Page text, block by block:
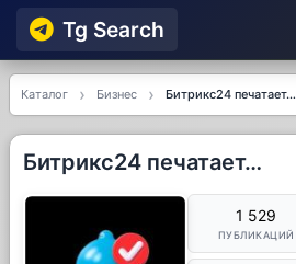
Tg Searсh
Каталог Бизнес Битрикс24 печатает…
Битрикс24 печатает…
1 529
ПУБЛИКАЦИЙ